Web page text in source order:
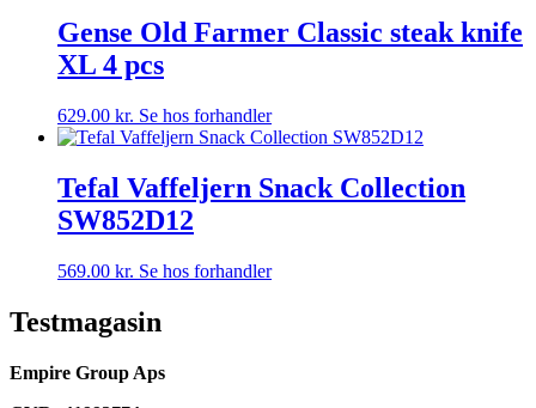
Gense Old Farmer Classic steak knife
XL 4 pcs
629.00 kr. Se hos forhandler
Tefal Vaffeljern Snack Collection
SW852D12
569.00 kr. Se hos forhandler
Testmagasin
Empire Group Aps